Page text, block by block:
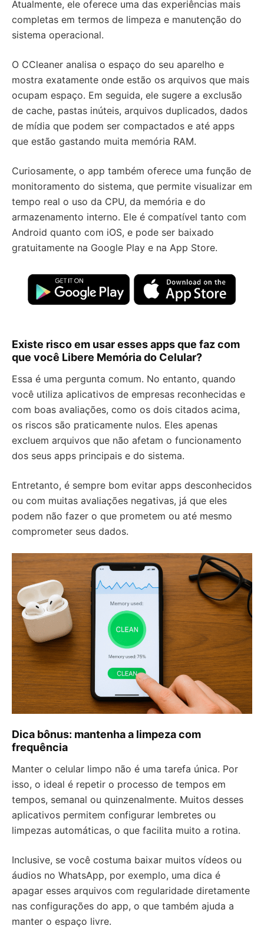
Atualmente, ele oferece uma das experiências mais
completas em termos de limpeza e manutenção do
sistema operacional.
O CCleaner analisa o espaço do seu aparelho e
mostra exatamente onde estão os arquivos que mais
ocupam espaço. Em seguida, ele sugere a exclusão
de cache, pastas inúteis, arquivos duplicados, dados
de mídia que podem ser compactados e até apps
que estão gastando muita memória RAM.
Curiosamente, o app também oferece uma função de
monitoramento do sistema, que permite visualizar em
tempo real o uso da CPU, da memória e do
armazenamento interno. Ele é compatível tanto com
Android quanto com iOS, e pode ser baixado
gratuitamente na Google Play e na App Store.
Existe risco em usar esses apps que faz com
que você Libere Memória do Celular?
Essa é uma pergunta comum. No entanto, quando
você utiliza aplicativos de empresas reconhecidas e
com boas avaliações, como os dois citados acima,
os riscos são praticamente nulos. Eles apenas
excluem arquivos que não afetam o funcionamento
dos seus apps principais e do sistema.
Entretanto, é sempre bom evitar apps desconhecidos
ou com muitas avaliações negativas, já que eles
podem não fazer o que prometem ou até mesmo
comprometer seus dados.
Dica bônus: mantenha a limpeza com
frequência
Manter o celular limpo não é uma tarefa única. Por
isso, o ideal é repetir o processo de tempos em
tempos, semanal ou quinzenalmente. Muitos desses
aplicativos permitem configurar lembretes ou
limpezas automáticas, o que facilita muito a rotina.
Inclusive, se você costuma baixar muitos vídeos ou
áudios no WhatsApp, por exemplo, uma dica é
apagar esses arquivos com regularidade diretamente
nas configurações do app, o que também ajuda a
manter o espaço livre.